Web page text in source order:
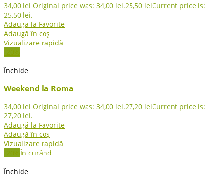
34,00lei Original price was: 34,00 lei.25,50 leiCurrent price is:
25,50 lei.
Adaugă la Favorite
Adaugă în coș
Vizualizare rapidă
-20%
Închide
Weekend la Roma
34,00lei Original price was: 34,00 lei.27,20 leiCurrent price is:
27,20 lei.
Adaugă la Favorite
Adaugă în coș
Vizualizare rapidă
-20% În curând
Închide